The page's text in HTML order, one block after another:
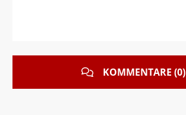
KOMMENTARE (0)